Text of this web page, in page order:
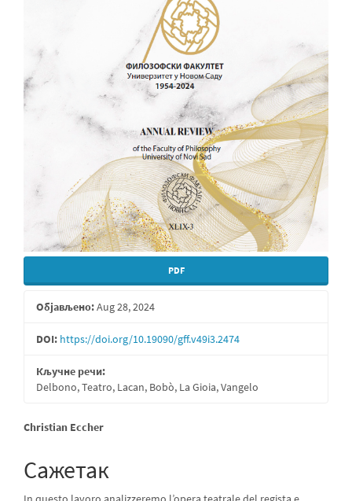
PDF
Објављено:Aug 28, 2024
DOI: https://doi.org/10.19090/gff.v49i3.2474
Кључне речи:
Delbono, Teatro, Lacan, Bobò, La Gioia, Vangelo
Главни
садржај
чланка
Christian Eccher
Сажетак